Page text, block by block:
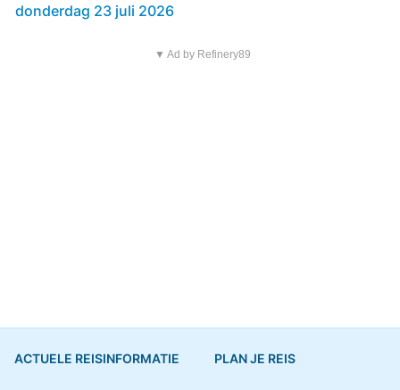
donderdag 23 juli 2026
▼ Ad by Refinery89
ACTUELE REISINFORMATIE PLAN JE REIS